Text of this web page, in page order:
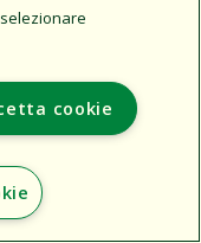
All rights reserved.
cookie